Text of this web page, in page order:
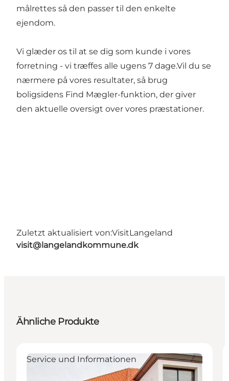
målrettes så den passer til den enkelte
ejendom.
Vi glæder os til at se dig som kunde i vores
forretning - vi træffes alle ugens 7 dage.Vil du se
nærmere på vores resultater, så brug
boligsidens Find Mægler-funktion, der giver
den aktuelle oversigt over vores præstationer.
Zuletzt aktualisiert von:VisitLangeland
visit@langelandkommune.dk
Ähnliche Produkte
Service und Informationen